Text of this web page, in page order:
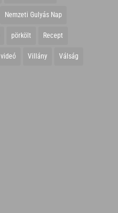
Nemzeti Gulyás Nap
pörkölt Recept
videó Villány Válság